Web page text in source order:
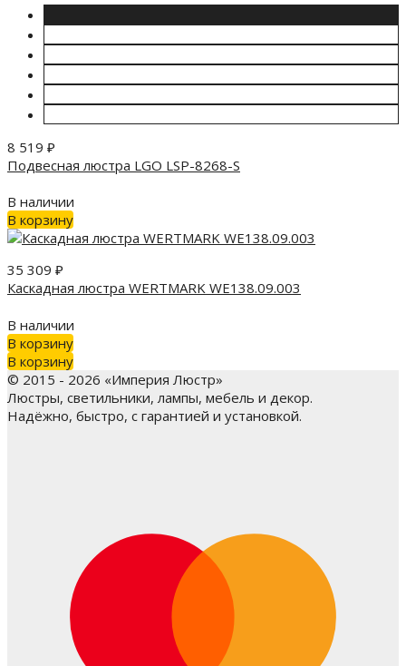
8 519 ₽
Подвесная люстра LGO LSP-8268-S
В наличии
В корзину
35 309 ₽
Каскадная люстра WERTMARK WE138.09.003
В наличии
В корзину
В корзину
© 2015 - 2026 «Империя Люстр»
Люстры, светильники, лампы, мебель и декор.
Надёжно, быстро, с гарантией и установкой.